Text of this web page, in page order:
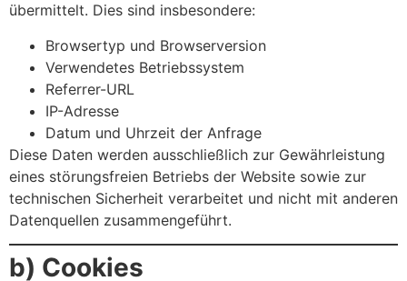
übermittelt. Dies sind insbesondere:
Browsertyp und Browserversion
Verwendetes Betriebssystem
Referrer-URL
IP-Adresse
Datum und Uhrzeit der Anfrage
Diese Daten werden ausschließlich zur Gewährleistung
eines störungsfreien Betriebs der Website sowie zur
technischen Sicherheit verarbeitet und nicht mit anderen
Datenquellen zusammengeführt.
b) Cookies